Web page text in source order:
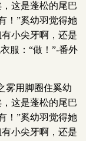
这是蓬松的尾巴
！”奚幼羽觉得她
小尖牙啊，还是
服：“做！”-番外
雾用脚圈住奚幼
这是蓬松的尾巴
！”奚幼羽觉得她
小尖牙啊，还是